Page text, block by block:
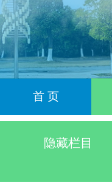
首 页
隐藏栏目